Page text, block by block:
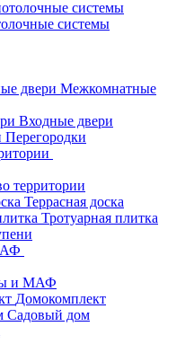
системы
Межкомнатные
Входные двери
Перегородки
территории
Террасная доска
Тротуарная плитка
и МАФ
Домокомплект
Садовый дом